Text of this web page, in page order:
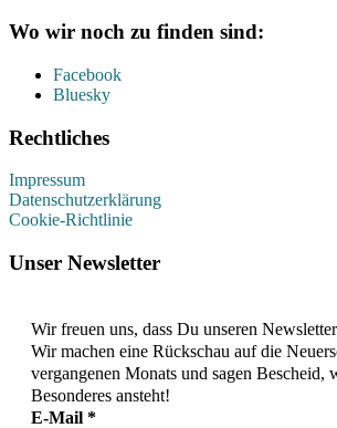
Wo wir noch zu finden sind:
Facebook
Bluesky
Rechtliches
Impressum
Datenschutzerklärung
Cookie-Richtlinie
Unser Newsletter
Wir freuen uns, dass Du unseren
Wir machen eine Rückschau auf die
vergangenen Monats und sagen Bescheid,
Besonderes ansteht!
E-Mail *